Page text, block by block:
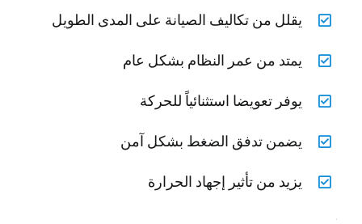
يقلل من تكاليف الصيانة على المدى الطويل
يمتد من عمر النظام بشكل عام
يوفر تعويضا استثنائياً للحركة
يضمن تدفق الضغط بشكل آمن
يزيد من تأثير إجهاد الحرارة